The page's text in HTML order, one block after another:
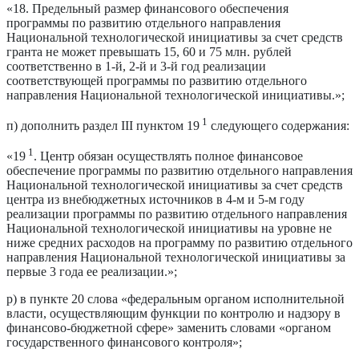
«18. Предельный размер финансового обеспечения
программы по развитию отдельного направления
Национальной технологической инициативы за счет средств
гранта не может превышать 15, 60 и 75 млн. рублей
соответственно в 1-й, 2-й и 3-й год реализации
соответствующей программы по развитию отдельного
направления Национальной технологической инициативы.»;
п) дополнить раздел III пунктом 19 1 следующего содержания:
«19 1. Центр обязан осуществлять полное финансовое
обеспечение программы по развитию отдельного направления
Национальной технологической инициативы за счет средств
центра из внебюджетных источников в 4-м и 5-м году
реализации программы по развитию отдельного направления
Национальной технологической инициативы на уровне не
ниже средних расходов на программу по развитию отдельного
направления Национальной технологической инициативы за
первые 3 года ее реализации.»;
р) в пункте 20 слова «федеральным органом исполнительной
власти, осуществляющим функции по контролю и надзору в
финансово-бюджетной сфере» заменить словами «органом
государственного финансового контроля»;